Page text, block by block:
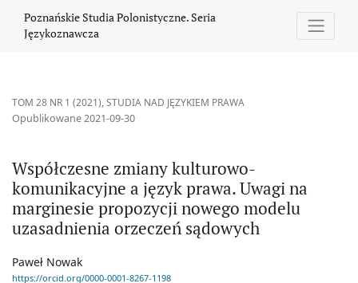
Poznańskie Studia Polonistyczne. Seria
Językoznawcza
TOM 28 NR 1 (2021),STUDIA NAD JĘZYKIEM PRAWA
Współczesne zmiany kulturowo-
komunikacyjne a język prawa. Uwagi na
marginesie propozycji nowego modelu
uzasadnienia orzeczeń sądowych
Opublikowane 2021-09-30
Paweł Nowak
https://orcid.org/0000-0001-8267-1198